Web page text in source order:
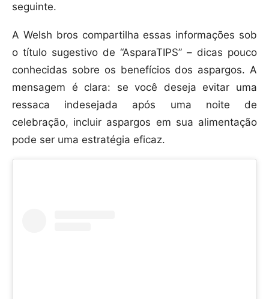
seguinte.
A Welsh bros compartilha essas informações sob
o título sugestivo de “AsparaTIPS” – dicas pouco
conhecidas sobre os benefícios dos aspargos. A
mensagem é clara: se você deseja evitar uma
ressaca indesejada após uma noite de
celebração, incluir aspargos em sua alimentação
pode ser uma estratégia eficaz.